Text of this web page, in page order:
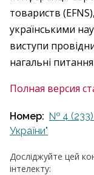
товариств
українськими
виступи
нагальні питання
Полная версия
Номер: № 4 (233)
України"
Досліджуйте цей
інтелекту: